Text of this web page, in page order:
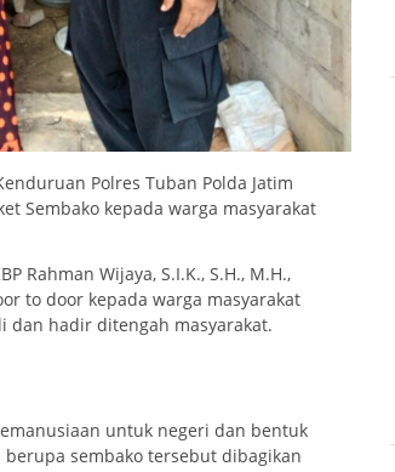
Polres Tuban Polda Jatim
Sembako kepada warga masyarakat
Rahman Wijaya, S.I.K., S.H., M.H.,
to door kepada warga masyarakat
dan hadir ditengah masyarakat.
untuk negeri dan bentuk
sembako tersebut dibagikan